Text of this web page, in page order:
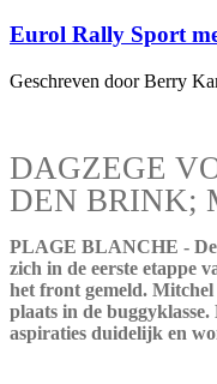
Eurol Rally Sport
Geschreven door Berry
DAGZEGE
DEN BRINK;
PLAGE BLANCHE - De
zich in de eerste etappe
het front gemeld.
plaats in de
aspiraties duidelijk en